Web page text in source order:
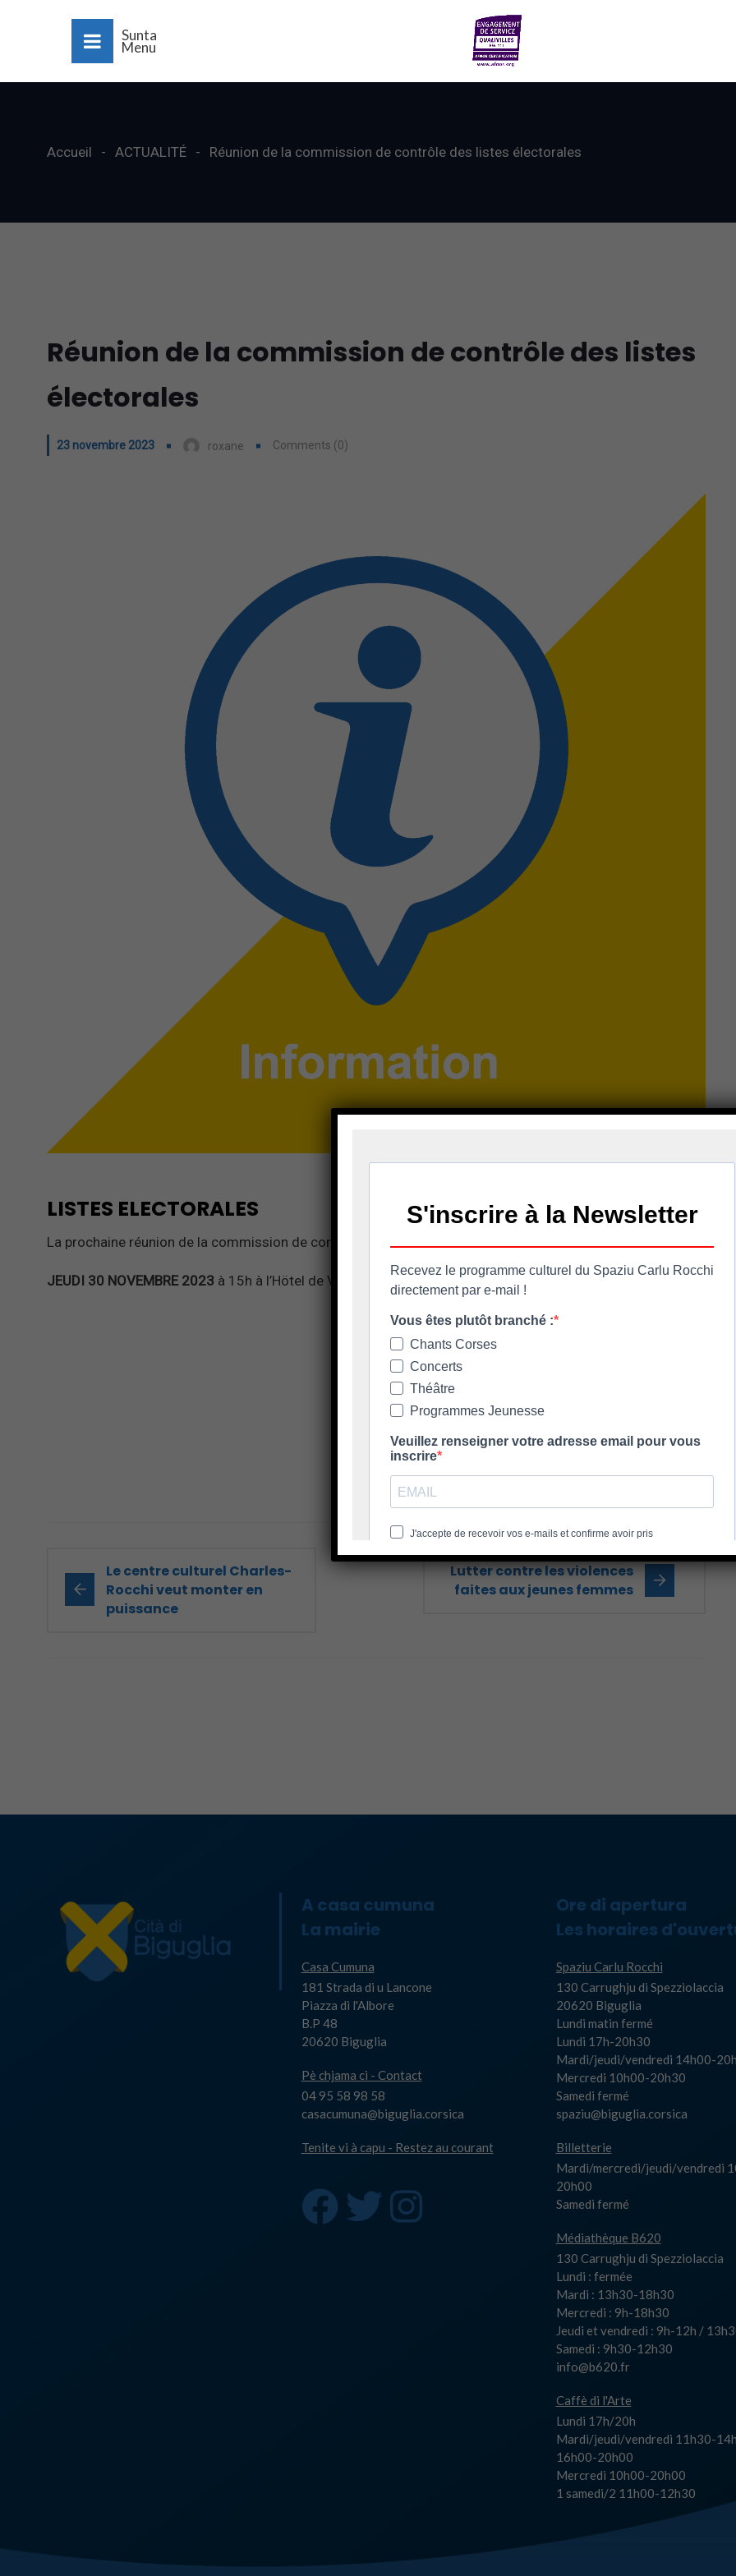
Sunta
Menu
Accueil ACTUALITÉ Réunion de la commission de contrôle des listes électorales
Réunion de la commission de contrôle des listes
électorales
23 novembre 2023 roxane Comments (0)
LISTES ELECTORALES
La prochaine réunion de la commission de contrôle des listes électorales aura lieu le :
JEUDI 30 NOVEMBRE 2023 à 15h à l’Hötel de Ville
Le centre culturel Charles-
Rocchi veut monter en
puissance
Lutter contre les violences
faites aux jeunes femmes
A casa cumuna
La mairie
Casa Cumuna
181 Strada di u Lancone
Piazza di l'Albore
B.P 48
20620 Biguglia
Pè chjama ci - Contact
04 95 58 98 58
casacumuna@biguglia.corsica
Tenite vi à capu - Restez au courant
Ore di apertura
Les horaires
Spaziu Carlu Rocchi
130 Carrughju di Spezziolaccia
20620 Biguglia
Lundi matin fermé
Lundi 17h-20h30
Mardi/jeudi/vendredi 14h00-
Mercredi 10h00-20h30
Samedi fermé
spaziu@biguglia.corsica
Billetterie
Mardi/mercredi/jeudi/vendredi
20h00
Samedi fermé
Médiathèque B620
130 Carrughju di Spezziolaccia
Lundi : fermée
Mardi : 13h30-18h30
Mercredi : 9h-18h30
Jeudi et vendredi : 9h-12h /
Samedi : 9h30-12h30
info@b620.fr
Caffè di l'Arte
Lundi 17h/20h
Mardi/jeudi/vendredi 11h30-
16h00-20h00
Mercredi 10h00-20h00
1 samedi/2 11h00-12h30